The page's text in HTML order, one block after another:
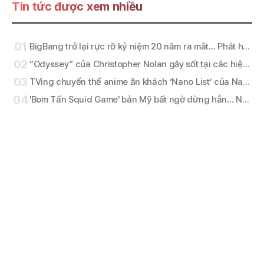
Tin tức được xem nhiều
01 BigBang trở lại rực rỡ kỷ niệm 20 năm ra mắt… Phát hành ca khúc mới ‘BiiiG’ vào ngày 19 và khởi động dự án hoành tráng ở Jamsil
02 “Odyssey” của Christopher Nolan gây sốt tại các hiệu sách… văn bản thế kỷ thứ 8 TCN “tỉnh giấc” trên màn ảnh
03 TVing chuyển thể anime ăn khách ‘Nano List’ của Naver Webtoon… ra mắt toàn bộ phần đầu vào ngày 17
04 'Bom Tấn Squid Game' bản Mỹ bất ngờ dừng hẳn… Netflix đã gạt kế hoạch spin-off của David Fincher vì lý do gì